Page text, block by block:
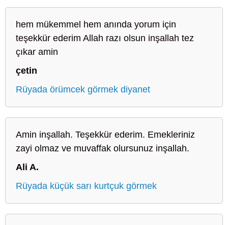
hem mükemmel hem anında yorum için
teşekkür ederim Allah razı olsun inşallah tez
çıkar amin
çetin
Rüyada örümcek görmek diyanet
Amin inşallah. Teşekkür ederim. Emekleriniz
zayi olmaz ve muvaffak olursunuz inşallah.
Ali A.
Rüyada küçük sarı kurtçuk görmek